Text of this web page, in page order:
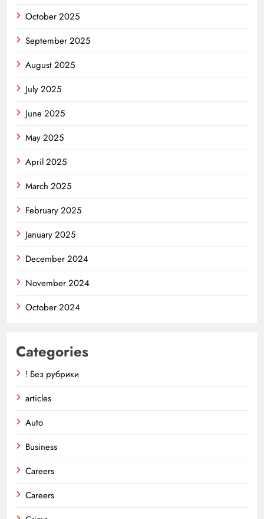
October 2025
September 2025
August 2025
July 2025
June 2025
May 2025
April 2025
March 2025
February 2025
January 2025
December 2024
November 2024
October 2024
Categories
! Без рубрики
articles
Auto
Business
Careers
Careers